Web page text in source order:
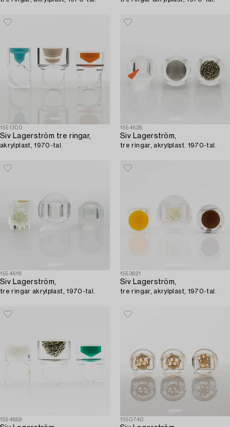
1551300
Siv Lagerström tre ringar,
akrylplast, 1970-tal.
1554638
Siv Lagerström,
tre ringar, akrylplast. 1970-tal.
1554618
Siv Lagerström,
tre ringar akrylplast, 1970-tal.
1553621
Siv Lagerström,
tre ringar, akrylplast, 1970-tal.
1554659 1550740